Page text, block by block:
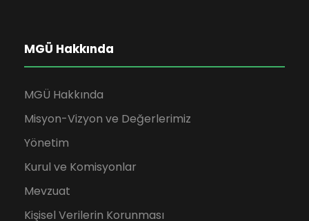
MGÜ Hakkında
MGÜ Hakkında
Misyon-Vizyon ve Değerlerimiz
Yönetim
Kurul ve Komisyonlar
Mevzuat
Kişisel Verilerin Korunması